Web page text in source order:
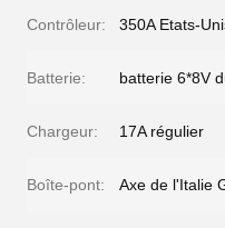
Contrôleur: 350A Etats-
Batterie: batterie 6*8V
Chargeur: 17A régulier
Boîte-pont: Axe de l'Italie